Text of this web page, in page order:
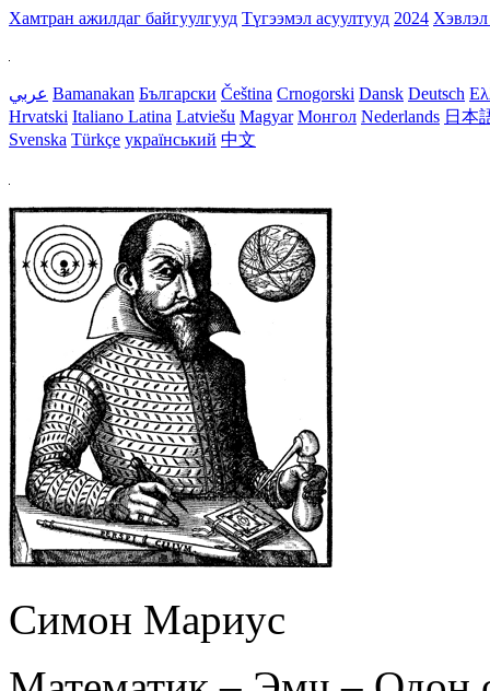
Хамтран ажилдаг байгуулгууд Түгээмэл асуултууд 2024 Хэвлэл
عربي Bamanakan Български Čeština Crnogorski Dansk Deutsch
Hrvatski Italiano Latina Latviešu Magyar Монгол Nederlands 日本
Svenska Türkçe український 中文
Симон Мариус